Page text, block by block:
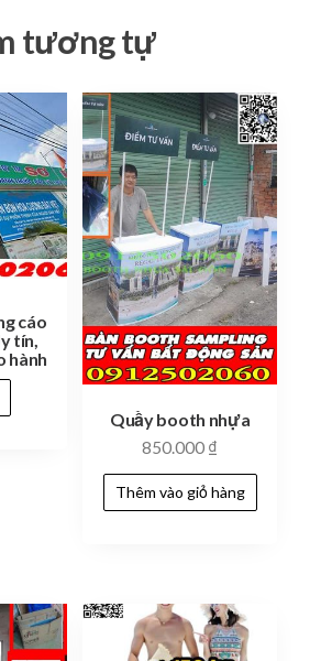
tương tự
cáo
tín,
hành
Quầy booth nhựa
850.000 ₫
Thêm vào giỏ hàng